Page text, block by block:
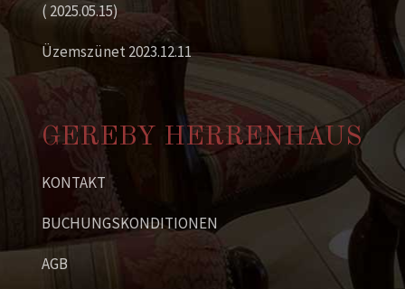
( 2025.05.15)
Üzemszünet 2023.12.11
GEREBY HERRENHAUS
KONTAKT
BUCHUNGSKONDITIONEN
AGB